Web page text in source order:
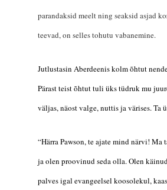
parandaksid meelt ning seaksid asjad
teevad, on selles tohutu vabanemine.
Jutlustasin Aberdeenis kolm õhtut
Pärast teist õhtut tuli üks tüdruk mu
väljas, näost valge, nuttis ja värises. Ta
“Härra Pawson, te ajate mind närvi! Ma
ja olen proovinudsedaolla. Olen
palvesigal evangeelsel koosolekul,